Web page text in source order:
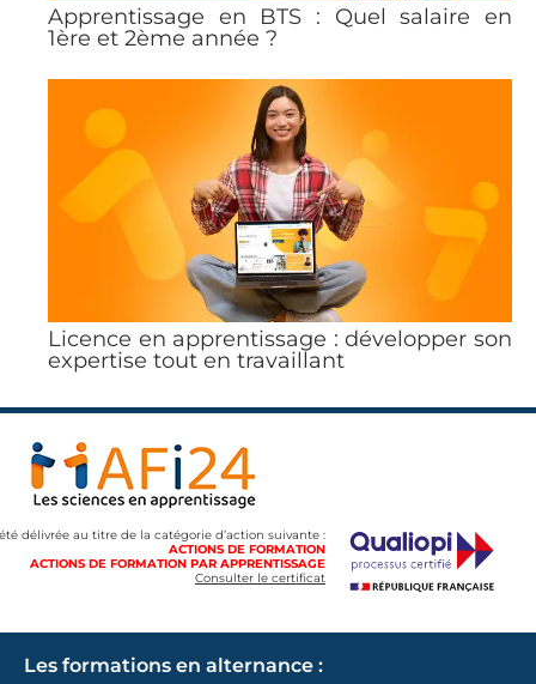
Apprentissage en BTS : Quel salaire en
1ère et 2ème année ?
Licence en apprentissage : développer son
expertise tout en travaillant
délivrée au titre de la catégorie d’action suivante :
ACTIONS DE FORMATION
ACTIONS DE FORMATION PAR APPRENTISSAGE
Consulter le certificat
Les formations en alternance :